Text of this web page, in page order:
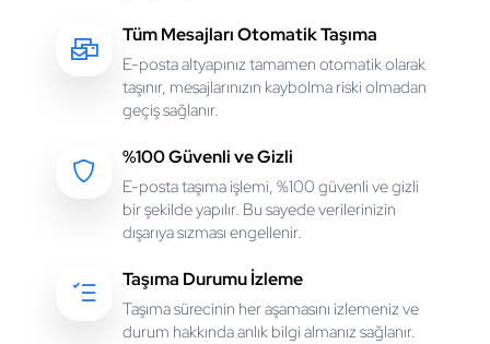
Tüm Mesajları Otomatik Taşıma
E-posta altyapınız tamamen otomatik olarak
taşınır, mesajlarınızın kaybolma riski olmadan
geçiş sağlanır.
%100 Güvenli ve Gizli
E-posta taşıma işlemi, %100 güvenli ve gizli
bir şekilde yapılır. Bu sayede verilerinizin
dışarıya sızması engellenir.
Taşıma Durumu İzleme
Taşıma sürecinin her aşamasını izlemeniz ve
durum hakkında anlık bilgi almanız sağlanır.